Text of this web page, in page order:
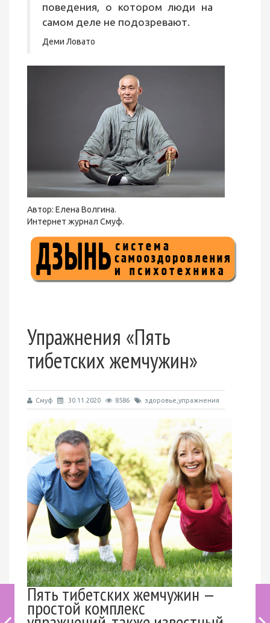
поведения, о котором люди на
самом деле не подозревают.
Деми Ловато
Автор: Елена Волгина.
Интернет журнал Смуф.
Упражнения «Пять
тибетских жемчужин»
Смуф 30.11.2020 8586 здоровье,упражнения
Пять тибетских жемчужин —
простой комплекс